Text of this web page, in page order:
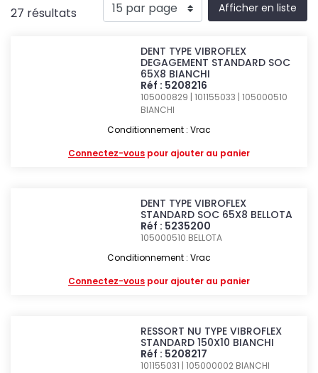
27 résultats Afficher en liste
DENT TYPE VIBROFLEX
DEGAGEMENT STANDARD SOC
65X8 BIANCHI
Réf : 5208216
105000829 | 101155033 | 105000510
BIANCHI
Conditionnement : Vrac
Connectez-vous pour ajouter au panier
DENT TYPE VIBROFLEX
STANDARD SOC 65X8 BELLOTA
Réf : 5235200
105000510 BELLOTA
Conditionnement : Vrac
Connectez-vous pour ajouter au panier
RESSORT NU TYPE VIBROFLEX
STANDARD 150X10 BIANCHI
Réf : 5208217
101155031 | 105000002 BIANCHI